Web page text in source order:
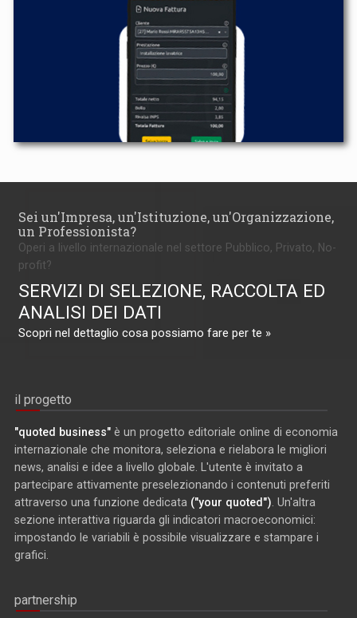
Sei un'Impresa, un'Istituzione, un'Organizzazione,
un Professionista?
Operi a livello internazionale nel settore Pubblico, Privato, No-
profit?
SERVIZI DI SELEZIONE, RACCOLTA ED
ANALISI DEI DATI
Scopri nel dettaglio cosa possiamo fare per te »
il progetto
"quoted business" è un progetto editoriale online di economia
internazionale che monitora, seleziona e rielabora le migliori
news, analisi e idee a livello globale. L'utente è invitato a
partecipare attivamente preselezionando i contenuti preferiti
attraverso una funzione dedicata ("your quoted") . Un'altra
sezione interattiva riguarda gli indicatori macroeconomici:
impostando le variabili è possibile visualizzare e stampare i
grafici.
partnership